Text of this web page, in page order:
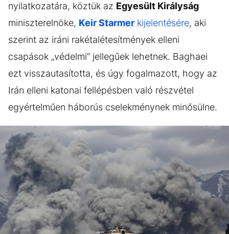
nyilatkozatára, köztük az Egyesült Királyság
miniszterelnöke, Keir Starmer kijelentésére, aki
szerint az iráni rakétalétesítmények elleni
csapások „védelmi“ jellegűek lehetnek. Baghaei
ezt visszautasította, és úgy fogalmazott, hogy az
Irán elleni katonai fellépésben való részvétel
egyértelműen háborús cselekménynek minősülne.